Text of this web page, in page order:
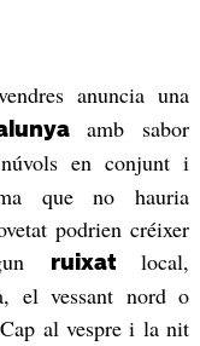
anuncia una
amb sabor
en conjunt i
que no hauria
podrien créixer
ruixatlocal,
el vessant nord o
al vespre i la nit